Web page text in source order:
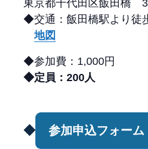
東京都千代田区飯田橋
◆交通：飯田橋駅より徒
地図
◆参加費：1,000円
◆定員：200人
◆ 参加申込フォーム